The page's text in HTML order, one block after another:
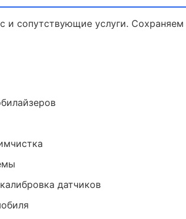
и сопутствующие услуги.
датчиков